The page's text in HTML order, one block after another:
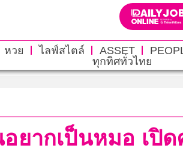
หวย ไลฟ์สไตล์ ASSET
ทุกทิศทั่วไทย
อยากเป็นหมอ เ